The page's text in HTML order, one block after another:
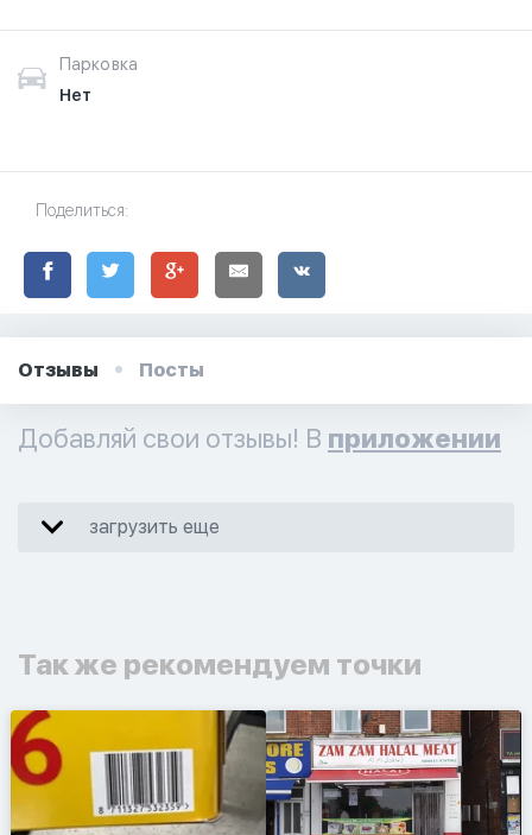
Парковка
Нет
Поделиться:
Отзывы Посты
Добавляй свои отзывы! В приложении
загрузить еще
Так же рекомендуем точки